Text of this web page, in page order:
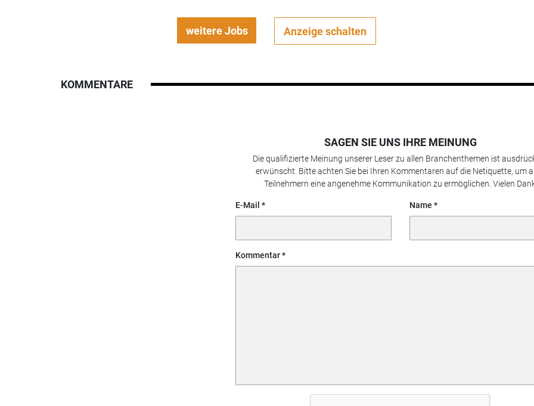
weitere Jobs Anzeige schalten
KOMMENTARE
SAGEN SIE UNS IHRE MEINUNG
Die qualifizierte Meinung unserer Leser zu allen Branchenthemen ist
erwünscht. Bitte achten Sie bei Ihren Kommentaren auf die Netiquette, um
Teilnehmern eine angenehme Kommunikation zu ermöglichen. Vielen
E-Mail Name
Kommentar